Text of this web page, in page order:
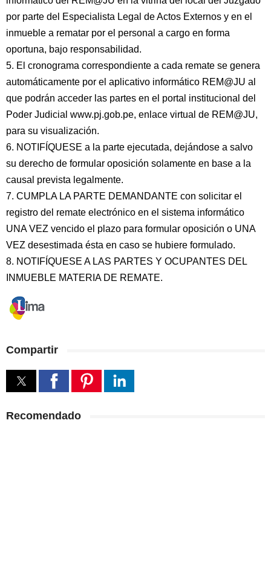
por parte del Especialista Legal de Actos Externos y en el
inmueble a rematar por el personal a cargo en forma
oportuna, bajo responsabilidad.
5. El cronograma correspondiente a cada remate se genera
automáticamente por el aplicativo informático REM@JU al
que podrán acceder las partes en el portal institucional del
Poder Judicial www.pj.gob.pe, enlace virtual de REM@JU,
para su visualización.
6. NOTIFÍQUESE a la parte ejecutada, dejándose a salvo
su derecho de formular oposición solamente en base a la
causal prevista legalmente.
7. CUMPLA LA PARTE DEMANDANTE con solicitar el
registro del remate electrónico en el sistema informático
UNA VEZ vencido el plazo para formular oposición o UNA
VEZ desestimada ésta en caso se hubiere formulado.
8. NOTIFÍQUESE A LAS PARTES Y OCUPANTES DEL
INMUEBLE MATERIA DE REMATE.
Compartir
Recomendado